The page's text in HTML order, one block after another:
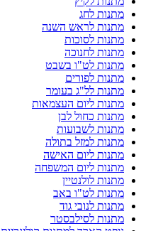
מתנות לחג
מתנות לראש השנה
מתנות לסוכות
מתנות לחנוכה
מתנות לט"ו בשבט
מתנות לפורים
מתנות לל"ג בעומר
מתנות ליום העצמאות
מתנות כחול לבן
מתנות לשבועות
מתנות למזל בתולה
מתנות ליום האישה
מתנות ליום המשפחה
מתנות לולנטיין
מתנות לט"ו באב
מתנות לנובי גוד
מתנות לסילבסטר